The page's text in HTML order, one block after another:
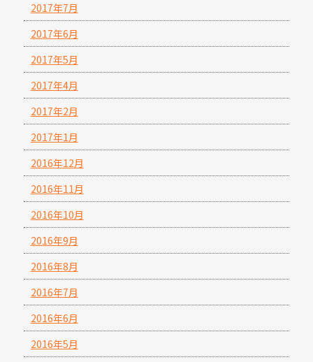
2017年7月
2017年6月
2017年5月
2017年4月
2017年2月
2017年1月
2016年12月
2016年11月
2016年10月
2016年9月
2016年8月
2016年7月
2016年6月
2016年5月